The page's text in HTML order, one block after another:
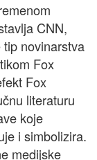
CNN,
novinarstva
Fox
Fox
literaturu
koje
i simbolizira.
medijske